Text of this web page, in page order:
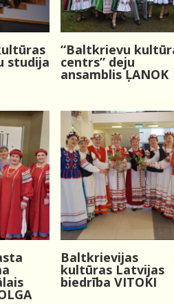
studija
“Baltkrievu
centrs” deju
ansamblis ĻANOK
Baltkrievijas
kultūras Latvijas
biedrība VITOKI